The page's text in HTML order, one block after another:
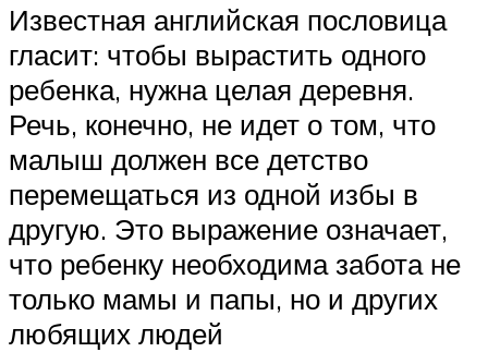
Известная английская пословица
гласит: чтобы вырастить одного
ребенка, нужна целая деревня.
Речь, конечно, не идет о том, что
малыш должен все детство
перемещаться из одной избы в
другую. Это выражение означает,
что ребенку необходима забота не
только мамы и папы, но и других
любящих людей